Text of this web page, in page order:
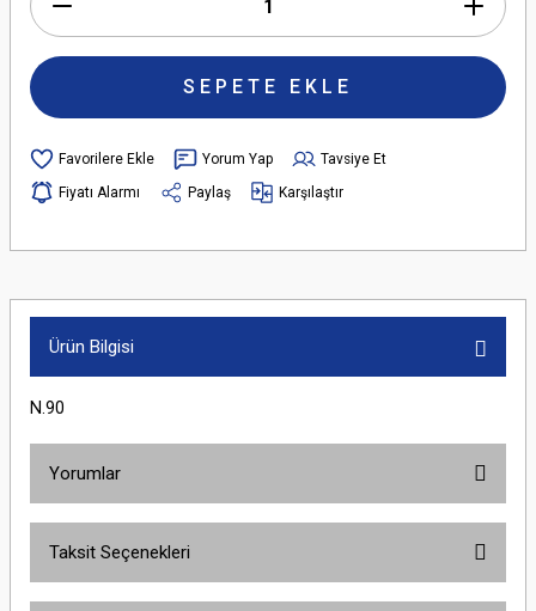
SEPETE EKLE
Yorum Yap
Tavsiye Et
Fiyatı Alarmı
Paylaş Karşılaştır
Ürün Bilgisi
N.90
Yorumlar
Taksit Seçenekleri